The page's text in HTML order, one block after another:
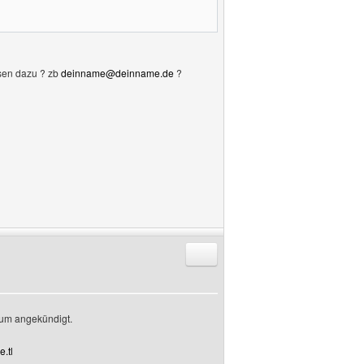
dazu ? zbdeinname@deinname.de ?
angekündigt.